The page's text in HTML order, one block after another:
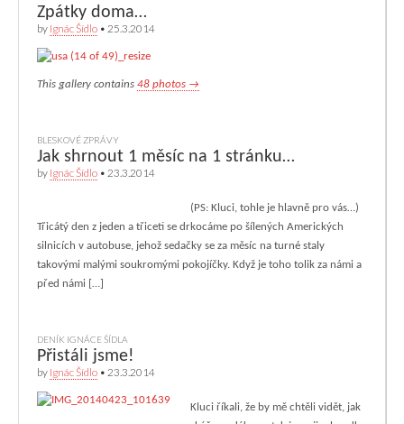
Zpátky doma…
by Ignác Šídlo • 25.3.2014
This gallery contains 48 photos →
BLESKOVÉ ZPRÁVY
Jak shrnout 1 měsíc na 1 stránku…
by Ignác Šídlo • 23.3.2014
(PS: Kluci, tohle je hlavně pro vás…)
Třicátý den z jeden a třiceti se drkocáme po šílených Amerických
silnicích v autobuse, jehož sedačky se za měsíc na turné staly
takovými malými soukromými pokojíčky. Když je toho tolik za námi a
před námi […]
DENÍK IGNÁCE ŠÍDLA
Přistáli jsme!
by Ignác Šídlo • 23.3.2014
Kluci říkali, že by mě chtěli vidět, jak